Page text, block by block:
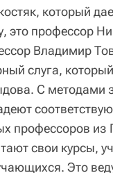
который
это профессор
Владимир
слуга,
С методами
профессоров из
свои курсы,
Это